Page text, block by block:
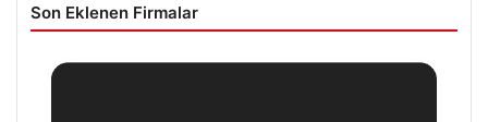
Son Eklenen Firmalar